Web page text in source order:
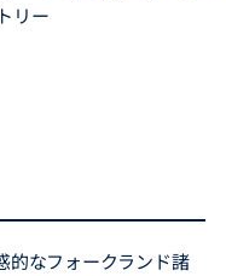
リー
的なフォークランド諸